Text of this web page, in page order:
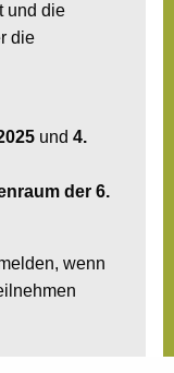
und die
die
und 4.
der 6.
wenn